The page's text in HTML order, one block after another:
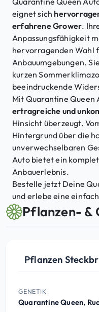
eignet sich
erfahrene Grower.
Anpassungsfähigkeit
hervorragenden Wahl
Anbauumgebungen.
kurzen
beeindruckende
Mit Quarantine Queen
ertragreiche und
Hinsicht überzeugt.
Hintergrund über die
unverwechselbaren
Auto bietet ein
Anbauerlebnis.
Bestelle jetzt Deine
und erlebe eine
Pflanzen-
Pflanzen
GENETIK
Quarantine Queen,